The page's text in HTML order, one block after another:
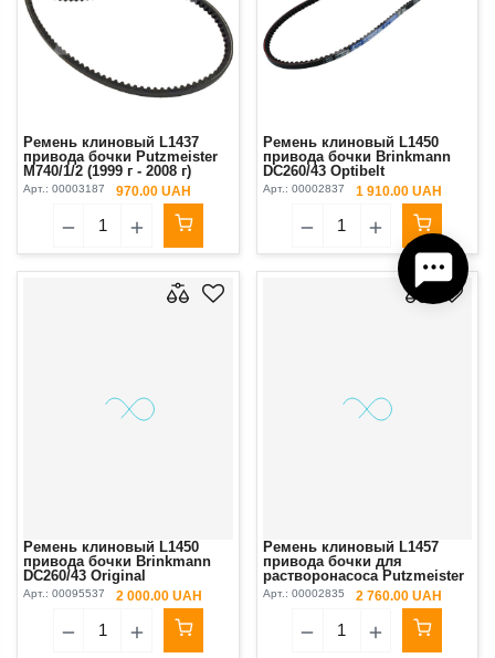
Ремень клиновый L1437
привода бочки Putzmeister
М740/1/2 (1999 г - 2008 г)
Арт.: 00003187 970.00 UAH
Ремень клиновый L1450
привода бочки Brinkmann
DC260/43 Optibelt
Арт.: 00002837 1 910.00 UAH
Ремень клиновый L1450
привода бочки Brinkmann
DC260/43 Original
Арт.: 00095537 2 000.00 UAH
Ремень клиновый L1457
привода бочки для
растворонасоса Putzmeister
3241/Estromat Original
Арт.: 00002835 2 760.00 UAH